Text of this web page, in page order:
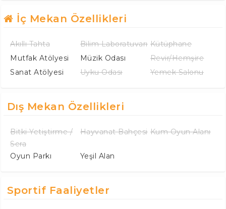
İç Mekan Özellikleri
Akıllı Tahta Bilim Laboratuvarı Kütüphane
Mutfak Atölyesi
Müzik Odası
Revir/Hemşire
Sanat Atölyesi
Uyku Odası Yemek Salonu
Dış Mekan Özellikleri
Bitki Yetiştirme /
Sera
Hayvanat Bahçesi Kum Oyun Alanı
Oyun Parkı Yeşil Alan
Sportif Faaliyetler